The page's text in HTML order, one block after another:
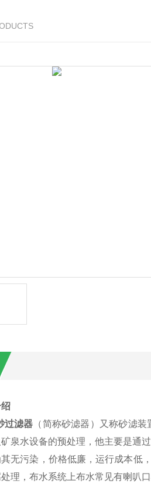
过滤器 （简称砂滤器）又称砂滤
泉水设备的预处理，他主要是通
无污染，价格低廉，运行成本低
理，布水系统上布水常见有喇叭